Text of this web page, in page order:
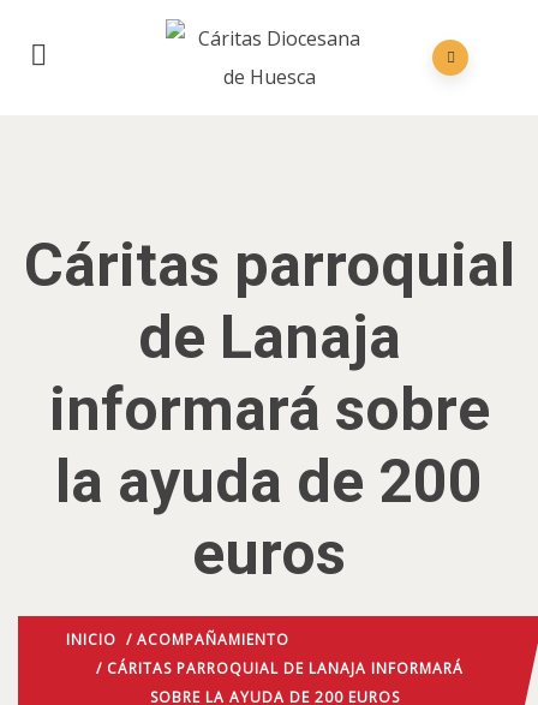
Cáritas parroquial
de Lanaja
informará sobre
la ayuda de 200
euros
INICIO / ACOMPAÑAMIENTO
/ CÁRITAS PARROQUIAL DE LANAJA INFORMARÁ
SOBRE LA AYUDA DE 200 EUROS